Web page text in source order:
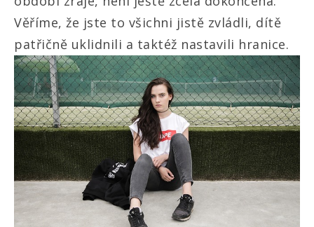
Věříme, že jste to všichni jistě zvládli, dítě
patřičně uklidnili a taktéž nastavili hranice.